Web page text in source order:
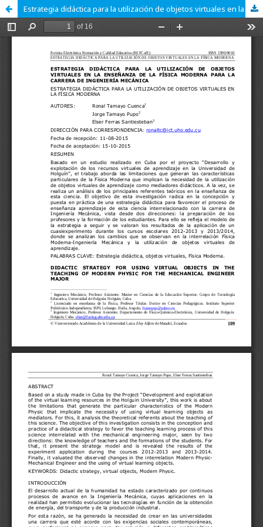
Estrategia didáctica para la utilización de objetos virtuales en la enseñanza de la física moderna para la carrera de ingeniería mecánica